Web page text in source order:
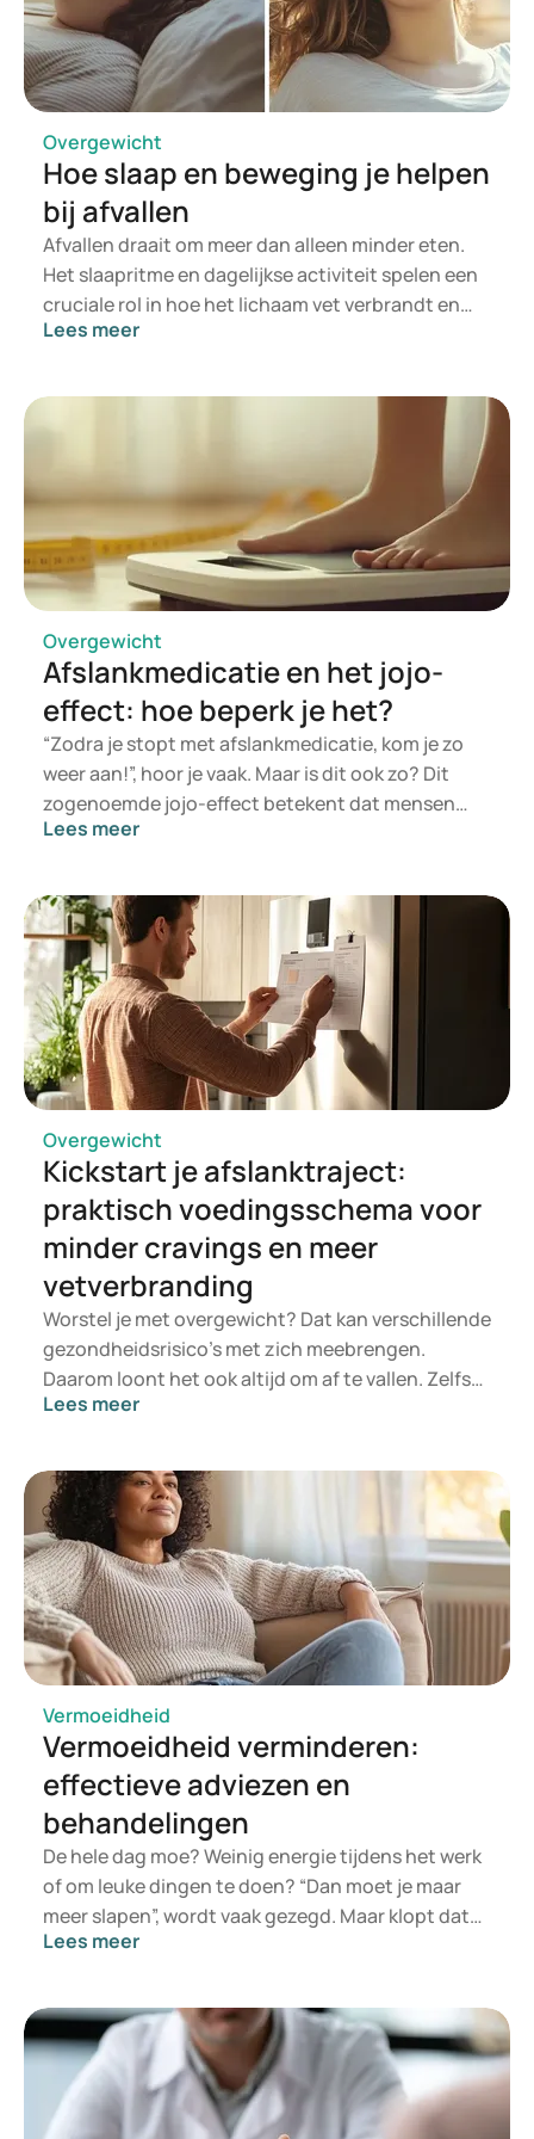
we dieper in op de vooroordelen en hoe je hiermee
kunt omgaan om toch de juiste beslissing te
maken en gestelde doelen te behalen.
Overgewicht
Hoe slaap en beweging je helpen
bij afvallen
Afvallen draait om meer dan alleen minder eten.
Het slaapritme en dagelijkse activiteit spelen een
cruciale rol in hoe het lichaam vet verbrandt en
eetlust reguleert. Studies suggereren dat een
kunnen bijdragen aan gewichtstoename en een
verhoogde trek in calorierijke voeding. Hoe werkt
dit precies? En welke rol kan afslankmedicatie
spelen bij gewichtsverlies, bijvoorbeeld door het
reguleren van de eetlust of het beïnvloeden van
de vetopname? Dit artikel bespreekt hoe
beweging en slaap bijdragen aan gewichtsverlies
en hoe deze factoren geoptimaliseerd kunnen
worden voor een gezondere levensstijl.
Lees meer
Overgewicht
Afslankmedicatie en het jojo-
effect: hoe beperk je het?
“Zodra je stopt met afslankmedicatie, kom je zo
weer aan!”, hoor je vaak. Maar is dit ook zo? Dit
zogenoemde jojo-effect betekent dat mensen
weer aankomen nadat ze zijn afgevallen. Óf
voeding en levensstijl. Daarnaast verschilt dit per
persoon en is het gebonden aan het soort
medicatie. In dit artikel gaan we in op overgewicht
en hoe afslankmedicatie het jojo-effect kan
helpen verminderen, vetverbranding kan
verhogen en vermoeidheid kan verminderen.
Lees meer
Overgewicht
Kickstart je afslanktraject:
praktisch voedingsschema voor
minder cravings en meer
vetverbranding
Worstel je met overgewicht? Dat kan verschillende
gezondheidsrisico’s met zich meebrengen.
Daarom loont het ook altijd om af te vallen. Zelfs
een verlies van enkele kilo’s biedt al
afslanktraject bestaat voor een groot deel uit een
goed plan, inclusief een voedingsschema. Een
dergelijk schema maakt duidelijk welke voeding
helpt om af te vallen of juist geen goede keuze is.
Een uitgewerkt plan helpt verleidingen tegen te
gaan en kun je altijd op terugvallen. In dit artikel
geven we een zorgvuldig samengesteld
weekmenu dat je helpt af te vallen.
Lees meer
Vermoeidheid
Vermoeidheid verminderen:
effectieve adviezen en
behandelingen
De hele dag moe? Weinig energie tijdens het werk
of om leuke dingen te doen? “Dan moet je maar
meer slapen”, wordt vaak gezegd. Maar klopt dat
wel? Vermoeidheid kan veel verschillende
fysieke activiteit is het normaal om moe te zijn.
Ook flinke mentale inspanning veroorzaakt dit
gevoel. Treedt het vaker of heftiger op dan
vroeger? Dan kan er meer aan de hand zijn. Het is
belangrijk om uit te zoeken wat de reden kan zijn,
Lees meer